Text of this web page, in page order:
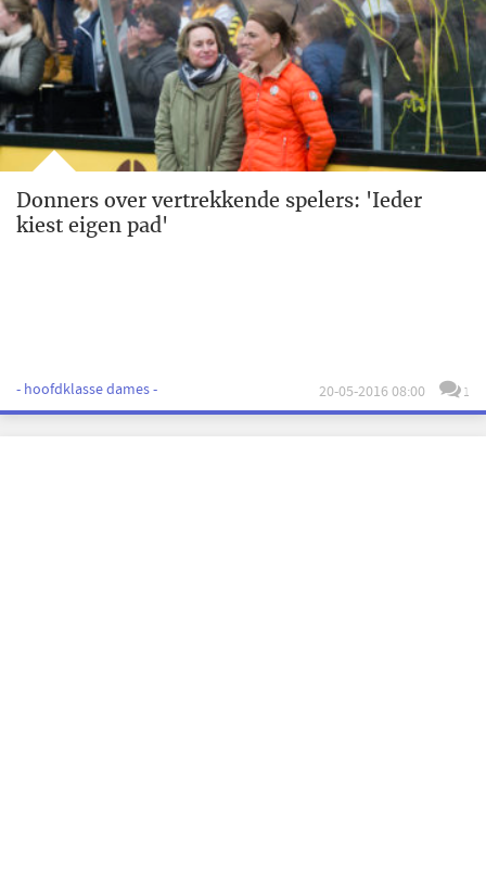
Donners over vertrekkende spelers: 'Ieder
kiest eigen pad'
- hoofdklasse dames - 20-05-2016 08:00 1